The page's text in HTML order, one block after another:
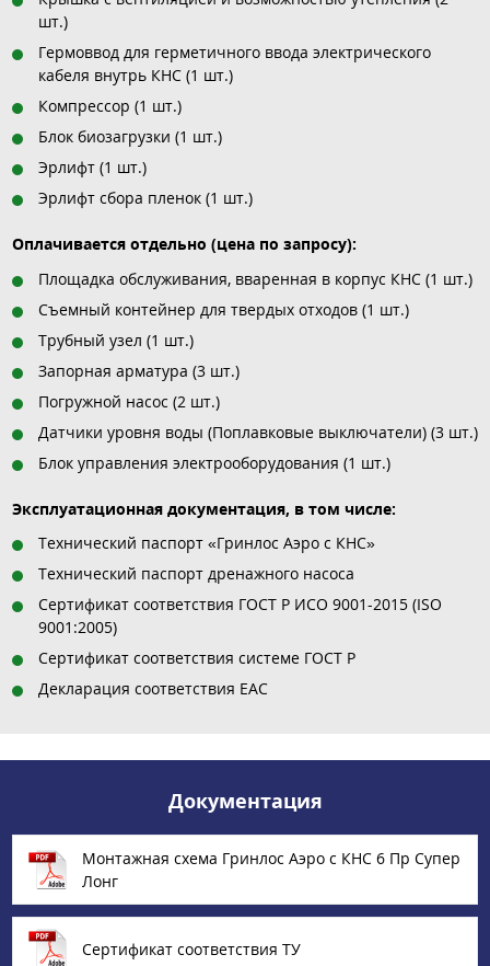
шт.)
Гермоввод для герметичного ввода электрического
кабеля внутрь КНС (1 шт.)
Компрессор (1 шт.)
Блок биозагрузки (1 шт.)
Эрлифт (1 шт.)
Эрлифт сбора пленок (1 шт.)
Оплачивается отдельно (цена по запросу):
Площадка обслуживания, вваренная в корпус КНС (1 шт.)
Съемный контейнер для твердых отходов (1 шт.)
Трубный узел (1 шт.)
Запорная арматура (3 шт.)
Погружной насос (2 шт.)
Датчики уровня воды (Поплавковые выключатели) (3 шт.)
Блок управления электрооборудования (1 шт.)
Эксплуатационная документация, в том числе:
Технический паспорт «Гринлос Аэро с КНС»
Технический паспорт дренажного насоса
Сертификат соответствия ГОСТ Р ИСО 9001-2015 (ISO
9001:2005)
Сертификат соответствия системе ГОСТ Р
Декларация соответствия EAC
Документация
Монтажная схема Гринлос Аэро с КНС 6 Пр Супер
Лонг
Сертификат соответствия ТУ